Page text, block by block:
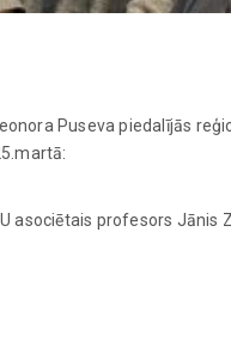
Puseva piedalījās
asociētais profesors Jānis